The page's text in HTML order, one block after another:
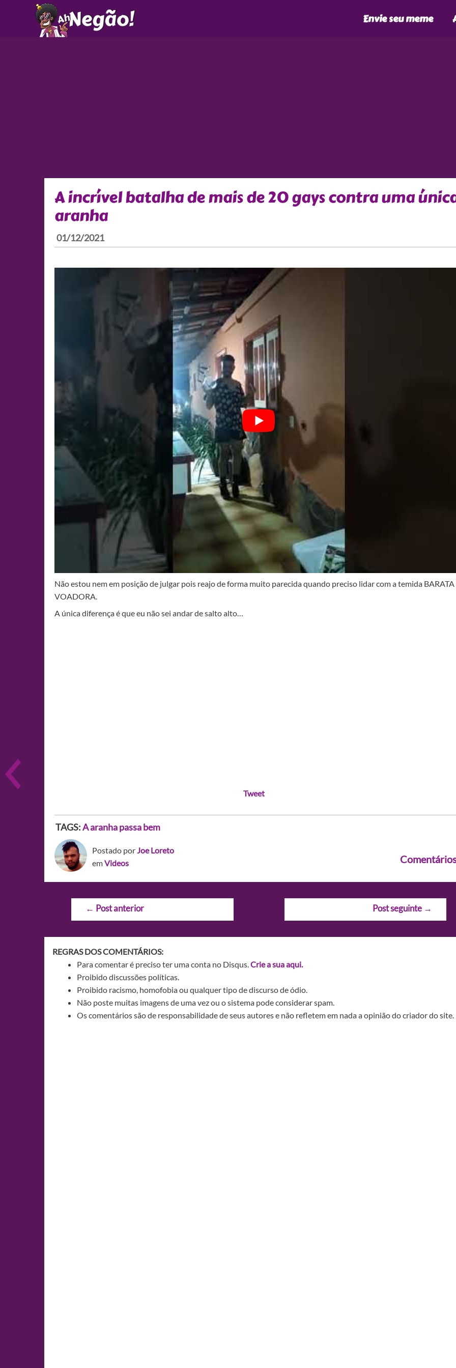
Envie seu meme
A incrível batalha de mais de 20 gays contra uma
aranha
01/12/2021
Não estou nem em posição de julgar pois reajo de forma muito parecida quando preciso lidar com a temida BARATA
VOADORA.
A única diferença é que eu não sei andar de salto alto…
Tweet
TAGS:A aranha passa bem
Postado porJoe Loreto
emVideos
Navegação
← Post anterior Post seguinte →
REGRAS DOS COMENTÁRIOS:
Para comentar é preciso ter uma conta no Disqus.Crie a sua aqui.
Proibido discussões políticas.
Proibido racismo, homofobia ou qualquer tipo de discurso de ódio.
Não poste muitas imagens de uma vez ou o sistema pode considerar spam.
Os comentários são de responsabilidade de seus autores e não refletem em nada a opinião do criador do site.